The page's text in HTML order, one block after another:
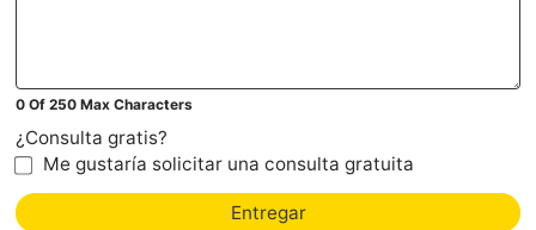
0 Of 250 Max Characters
¿Consulta gratis?
Me gustaría solicitar una consulta gratuita
Entregar